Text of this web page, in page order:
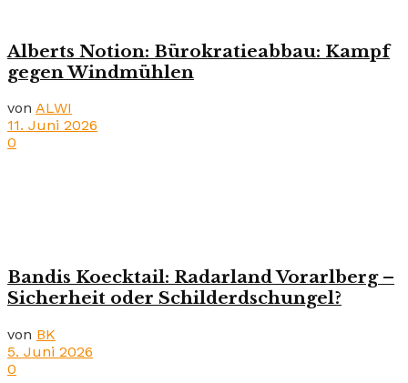
Alberts Notion: Bürokratieabbau: Kampf
gegen Windmühlen
von ALWI
11. Juni 2026
0
Bandis Koecktail: Radarland Vorarlberg –
Sicherheit oder Schilderdschungel?
von BK
5. Juni 2026
0